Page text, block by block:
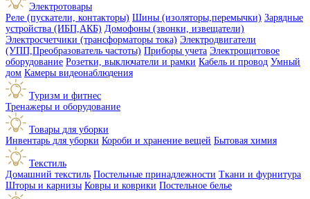
Электротовары
Реле (пускатели, контакторы) Шины (изоляторы,перемычки) Зарядные
устройства (ИБП,АКБ) Домофоны (звонки, извещатели)
Электросчетчики (трансформаторы тока) Электродвигатели
(УПП,Преобразователь частоты) Приборы учета Электрощитовое
оборудование Розетки, выключатели и рамки Кабель и провод Умный
дом Камеры видеонаблюдения
Туризм и фитнес
Тренажеры и оборудование
Товары для уборки
Инвентарь для уборки Короби и хранение вещей Бытовая химия
Текстиль
Домашний текстиль Постельные принадлежности Ткани и фурнитура
Шторы и карнизы Ковры и коврики Постельное белье